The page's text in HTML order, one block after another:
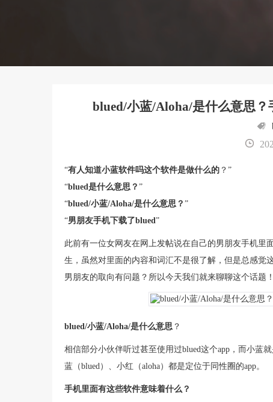
blued/小蓝/Aloha/是什么意思
“有人知道小蓝软件吗这个软件是做什么的 ？”
“blued是什么意思？ ”
“blued/小蓝/Aloha/是什么意思？ ”
“男朋友手机下载了blued”
此前有一位女网友在网上发帖说在自己的男朋友手机里
生，虽然对里面的内容和词汇不是很了解，但是总感觉
男朋友的取向有问题？所以今天我们就来聊聊这个话题！
blued/小蓝/Aloha/是什么意思 ？
相信部分小伙伴听过甚至使用过blued这个app，而小蓝
蓝（blued）、小红（aloha）都是定位于同性圈的app。
手机里面有这些软件意味着什么？